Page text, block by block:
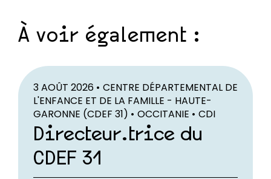
À voir également :
3 AOÛT 2026 • CENTRE DÉPARTEMENTAL DE
L'ENFANCE ET DE LA FAMILLE - HAUTE-
GARONNE (CDEF 31) • OCCITANIE • CDI
Directeur.trice du
CDEF 31